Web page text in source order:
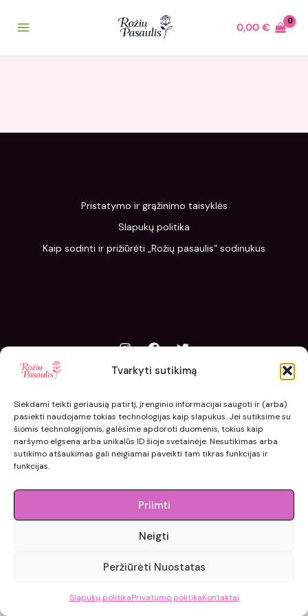
Tvarkyti sutikimą
Siekdami teikti geriausią patirtį, įrenginio informacijai saugoti ir (arba)
pasiekti naudojame tokias technologijas kaip slapukus. Jei sutiksime su
šiomis technologijomis, galėsime apdoroti duomenis, tokius kaip
naršymo elgsena arba unikalūs ID šioje svetainėje. Nesutikimas arba
sutikimo atšaukimas gali neigiamai paveikti tam tikras funkcijas ir
funkcijas.
Priimti
Neigti
Peržiūrėti Nuostatas
Slapukų politikaPrivatumo politikaKontaktai
0,00€
Pristatymo ir grąžinimo taisyklės
Slapukų politika
Kaip sodinti ir prižiūrėti „Rožių pasaulis“ sodinukus
© 2015 - 2026 roziupasaulis.lt.
Developed by404agency.eu